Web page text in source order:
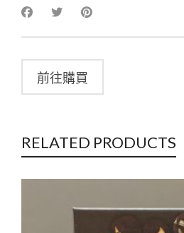
前往購買
RELATED PRODUCTS